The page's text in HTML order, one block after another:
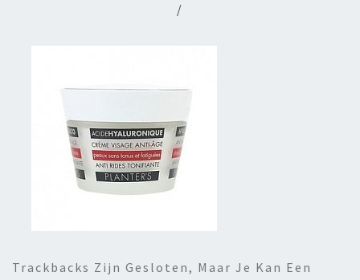
/
Trackbacks Zijn Gesloten, Maar Je Kan Een